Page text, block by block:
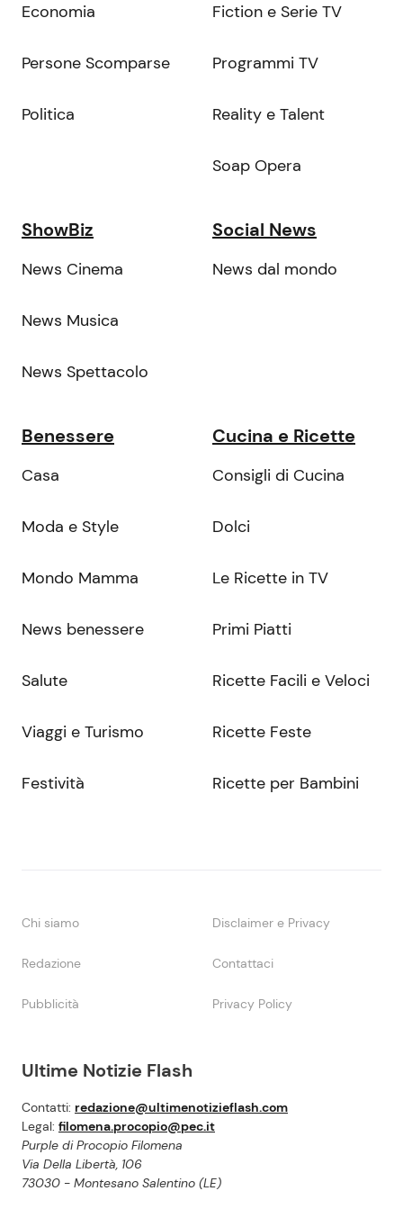
Ultime Notizie Flash
Contatti: redazione@ultimenotizieflash.com
Legal: filomena.procopio@pec.it
Purple di Procopio Filomena
Via Della Libertà, 106
73030 - Montesano Salentino (LE)
Economia
Persone Scomparse
Politica
Fiction e Serie TV
Programmi TV
Reality e Talent
Soap Opera
ShowBiz
News Cinema
News Musica
News Spettacolo
Social News
News dal mondo
Benessere
Casa
Moda e Style
Mondo Mamma
News benessere
Salute
Viaggi e Turismo
Festività
Cucina e Ricette
Consigli di Cucina
Dolci
Le Ricette in TV
Primi Piatti
Ricette Facili e Veloci
Ricette Feste
Ricette per Bambini
Chi siamo Disclaimer e Privacy
Redazione Contattaci
Pubblicità Privacy Policy